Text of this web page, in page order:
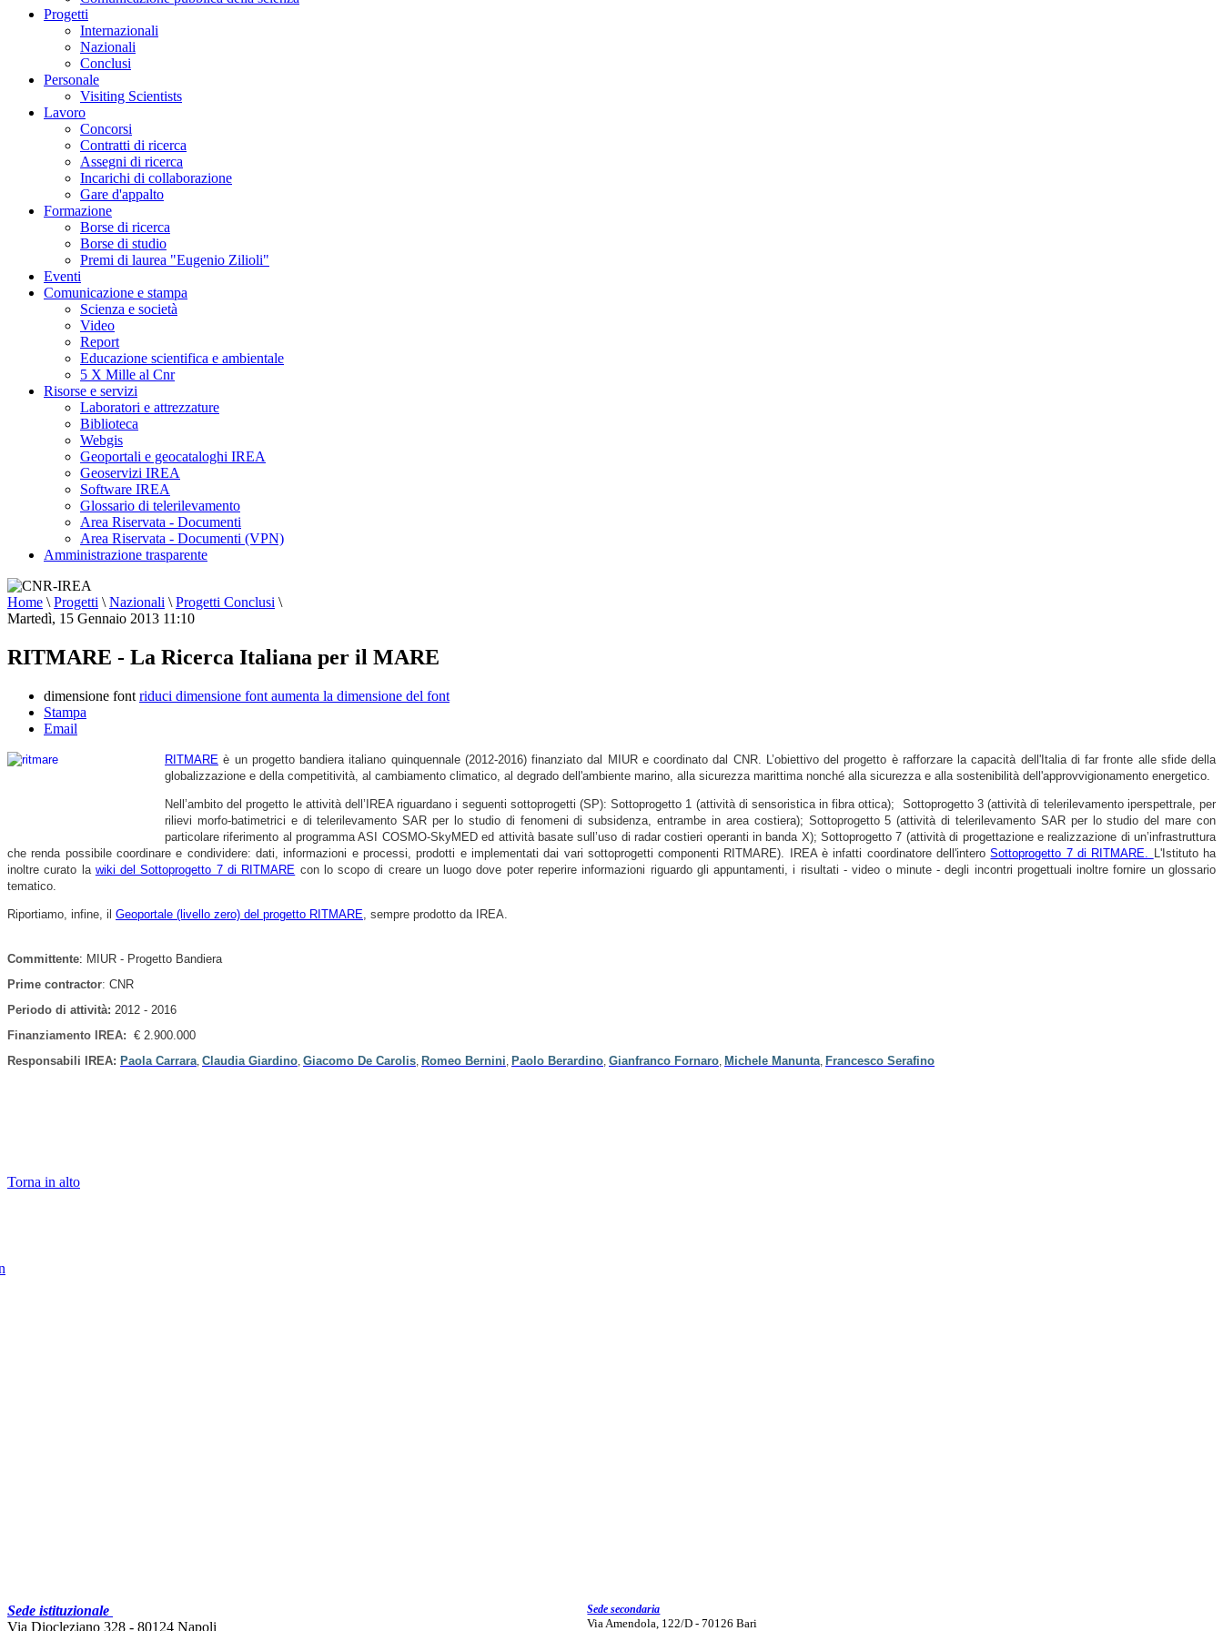
Progetti
Internazionali
Nazionali
Conclusi
Personale
Visiting Scientists
Lavoro
Concorsi
Contratti di ricerca
Assegni di ricerca
Incarichi di collaborazione
Gare d'appalto
Formazione
Borse di ricerca
Borse di studio
Premi di laurea "Eugenio Zilioli"
Eventi
Comunicazione e stampa
Scienza e società
Video
Report
Educazione scientifica e ambientale
5 X Mille al Cnr
Risorse e servizi
Laboratori e attrezzature
Biblioteca
Webgis
Geoportali e geocataloghi IREA
Geoservizi IREA
Software IREA
Glossario di telerilevamento
Area Riservata - Documenti
Area Riservata - Documenti (VPN)
Amministrazione trasparente
Home \ Progetti \ Nazionali \ Progetti Conclusi \
Martedì, 15 Gennaio 2013 11:10
RITMARE - La Ricerca Italiana per il MARE
dimensione font riduci dimensione font aumenta la dimensione del font
Stampa
Email
RITMARE è un progetto bandiera italiano quinquennale (2012-2016) finanziato dal MIUR e coordinato dal CNR. L’obiettivo del progetto è rafforzare la capacità dell'Italia di far fronte alle sfide della
globalizzazione e della competitività, al cambiamento climatico, al degrado dell'ambiente marino, alla sicurezza marittima nonché alla sicurezza e alla sostenibilità dell'approvvigionamento energetico.
Nell’ambito del progetto le attività dell’IREA riguardano i seguenti sottoprogetti (SP): Sottoprogetto 1 (attività di sensoristica in fibra ottica); Sottoprogetto 3 (attività di telerilevamento iperspettrale, per
rilievi morfo-batimetrici e di telerilevamento SAR per lo studio di fenomeni di subsidenza, entrambe in area costiera); Sottoprogetto 5 (attività di telerilevamento SAR per lo studio del mare con
particolare riferimento al programma ASI COSMO-SkyMED ed attività basate sull’uso di radar costieri operanti in banda X); Sottoprogetto 7 (attività di progettazione e realizzazione di un’infrastruttura
che renda possibile coordinare e condividere: dati, informazioni e processi, prodotti e implementati dai vari sottoprogetti componenti RITMARE). IREA è infatti coordinatore dell'interoSottoprogetto 7 di RITMARE.
L'Istituto ha
inoltre curato la wiki del Sottoprogetto 7 di RITMARE con lo scopo di creare un luogo dove poter reperire informazioni riguardo gli appuntamenti, i risultati - video o minute - degli incontri progettuali inoltre fornire un glossario
tematico.
Riportiamo, infine, il Geoportale (livello zero) del progetto RITMARE , sempre prodotto da IREA.
Committente: MIUR - Progetto Bandiera
Prime contractor: CNR
Periodo di attività: 2012 - 2016
Finanziamento IREA: € 2.900.000
Responsabili IREA: Paola Carrara, Claudia Giardino, Giacomo De Carolis, Romeo Bernini, Paolo Berardino, Gianfranco Fornaro, Michele Manunta, Francesco Serafino
Torna in alto
Sede istituzionale
Via Diocleziano 328 - 80124 Napoli
Sede secondaria
Via Amendola, 122/D - 70126 Bari